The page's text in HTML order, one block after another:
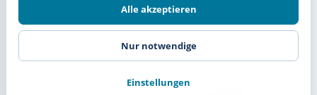
© Happy Diskus - e.Kfr. 2026. Alle Rechte vorbehalten.
Alle akzeptieren
Nur notwendige
Einstellungen